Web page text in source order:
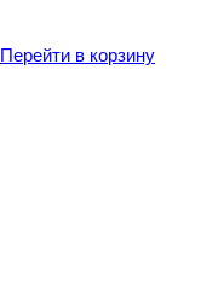
Перейти в корзину